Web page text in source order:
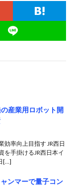
産業用ロボット開
効率向上目指す JR西日
を手掛けるJR西日本イ
[…]
ンマーで量子コン